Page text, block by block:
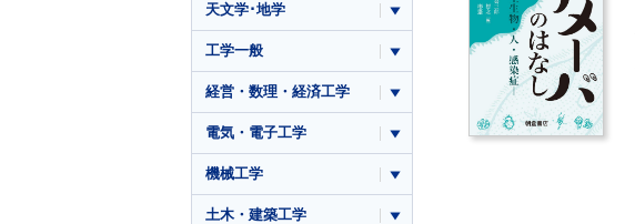
天文学･地学
工学一般
経営・数理・経済工学
電気・電子工学
機械工学
土木・建築工学